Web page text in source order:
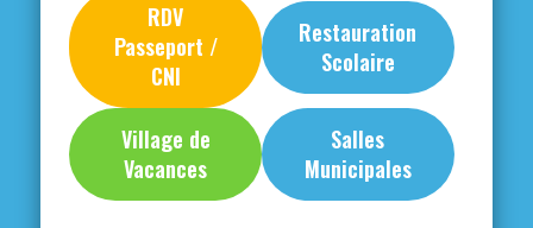
RDV
Passeport /
CNI
Restauration
Scolaire
Village de
Vacances
Salles
Municipales